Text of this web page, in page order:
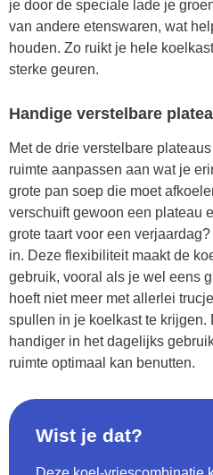
je door de speciale lade je
van andere etenswaren, wat
houden. Zo ruikt je hele
sterke geuren.
Handige verstelbare
Met de drie verstelbare
ruimte aanpassen aan wat je
grote pan soep die moet
verschuift gewoon een plateau
grote taart voor een
in. Deze flexibiliteit maakt de
gebruik, vooral als je wel eens
hoeft niet meer met allerlei
spullen in je koelkast te krijgen.
handiger in het dagelijks
ruimte optimaal kan benutten.
Wist je dat?